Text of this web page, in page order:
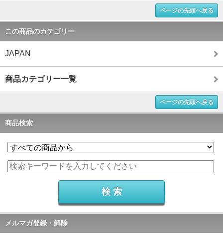
ページの先頭へ戻る
この商品のカテゴリー
JAPAN
商品カテゴリー一覧
ページの先頭へ戻る
商品検索
メルマガ登録・解除